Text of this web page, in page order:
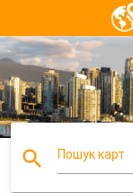
search Пошук карт